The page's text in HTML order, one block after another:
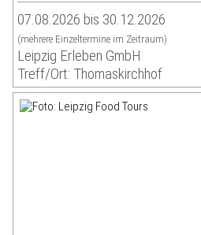
07.08.2026 bis 30.12.2026
(mehrere Einzeltermine im Zeitraum)
Leipzig Erleben GmbH
Treff/Ort: Thomaskirchhof